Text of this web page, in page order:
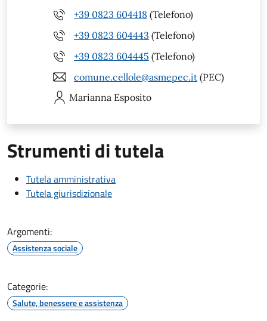
+39 0823 604418 (Telefono)
+39 0823 604443 (Telefono)
+39 0823 604445 (Telefono)
comune.cellole@asmepec.it (PEC)
Marianna Esposito
Strumenti di tutela
Tutela amministrativa
Tutela giurisdizionale
Argomenti:
Assistenza sociale
Categorie:
Salute, benessere e assistenza